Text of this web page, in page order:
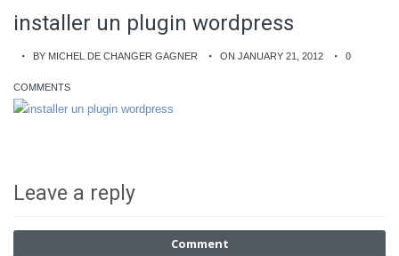
installer un plugin wordpress
BY MICHEL DE CHANGER GAGNER ON JANUARY 21, 2012 0
COMMENTS
Leave a reply
Comment